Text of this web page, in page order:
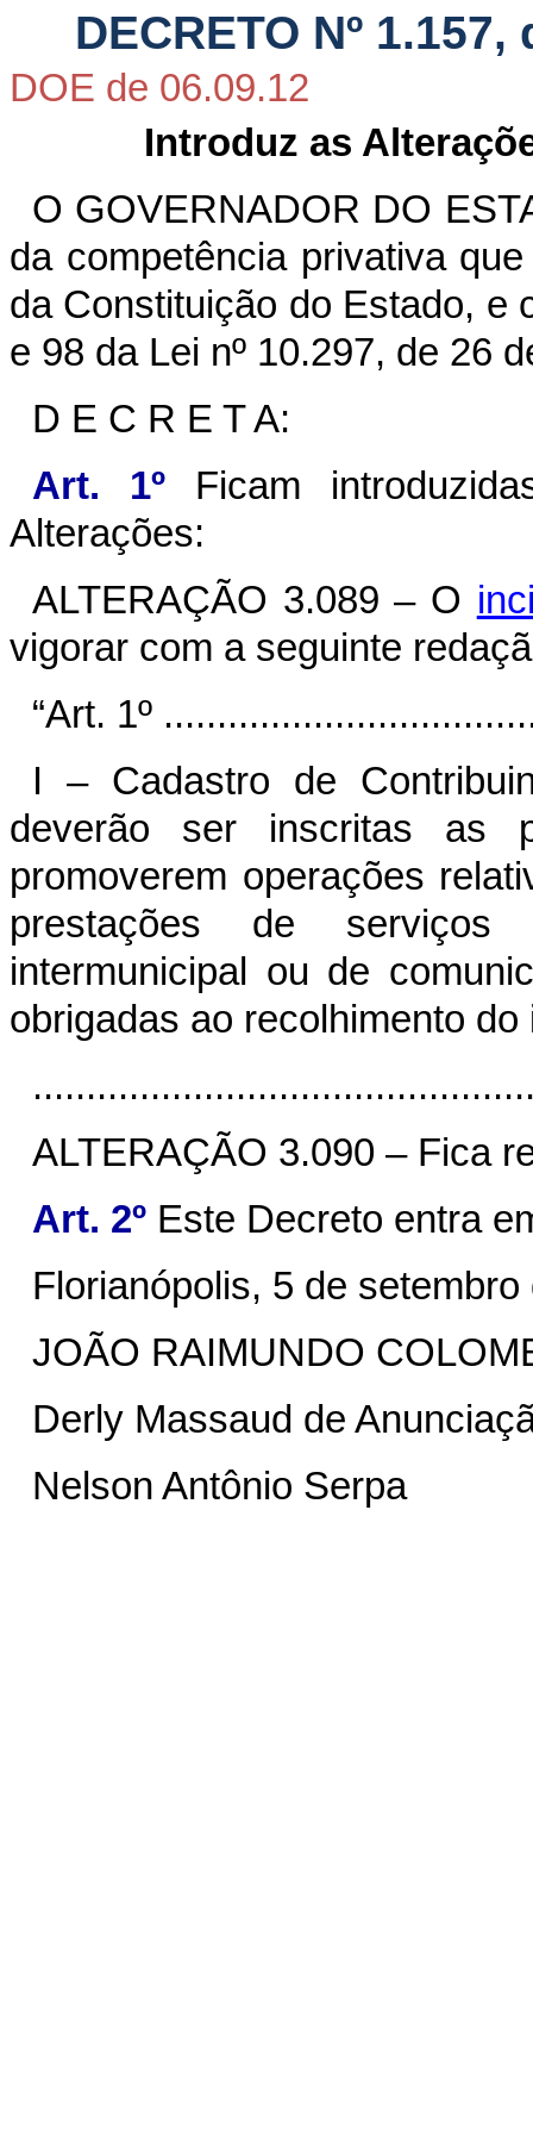
DECRETO Nº
DOE de 06.09.12
Introduz as
O GOVERNADOR DO
da competência privativa
da Constituição do Estado, e
e 98 da Lei nº 10.297, de 26
D E C R E T A:
Art. 1ºFicam
Alterações:
ALTERAÇÃO 3.089 – O
vigorar com a seguinte
“Art. 1º
I – Cadastro de
deverão ser inscritas as
promoverem operações
prestações de
intermunicipal ou de
obrigadas ao recolhimento do
ALTERAÇÃO 3.090 – Fica
Art. 2ºEste Decreto entra
Florianópolis, 5 de setembro
JOÃO RAIMUNDO
Derly Massaud de
Nelson Antônio Serpa